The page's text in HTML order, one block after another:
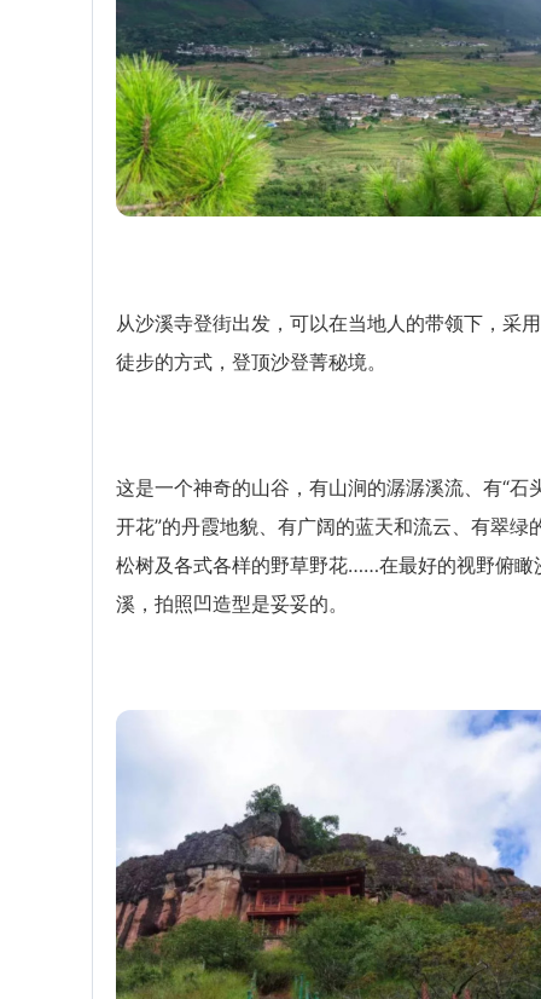
从沙溪寺登街出发，可以在当地人的带领下，采
徒步的方式，登顶沙登菁秘境。
这是一个神奇的山谷，有山涧的潺潺溪流、有“石
开花”的丹霞地貌、有广阔的蓝天和流云、有翠绿
松树及各式各样的野草野花……在最好的视野俯瞰
溪，拍照凹造型是妥妥的。